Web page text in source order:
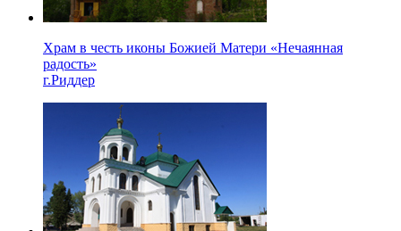
Храм в честь иконы Божией Матери «Нечаянная
радость»
г.Риддер